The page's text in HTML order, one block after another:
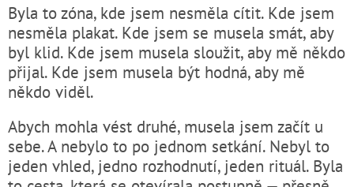
Byla to zóna, kde jsem nesměla cítit. Kde jsem
nesměla plakat. Kde jsem se musela smát, aby
byl klid. Kde jsem musela sloužit, aby mě někdo
přijal. Kde jsem musela být hodná, aby mě
někdo viděl.
Abych mohla vést druhé, musela jsem začít u
sebe. A nebylo to po jednom setkání. Nebyl to
jeden vhled, jedno rozhodnutí, jeden rituál. Byla